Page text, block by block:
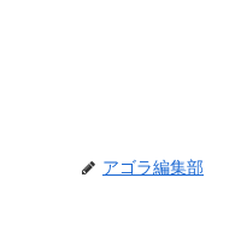
アゴラ編集部